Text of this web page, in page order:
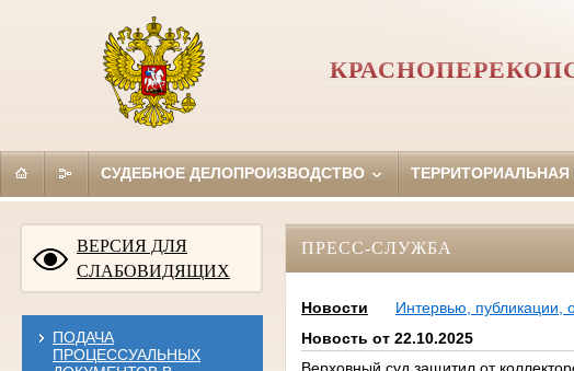
СУДЕБНОЕ ДЕЛОПРОИЗВОДСТВО
ВЕРСИЯ ДЛЯ
СЛАБОВИДЯЩИХ
ПОДАЧА
ПРОЦЕССУАЛЬНЫХ
ПРЕСС-СЛУЖБА
Новости
Интервью,
Новость от 22.10.2025